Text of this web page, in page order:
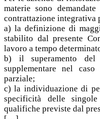
materie sono
contrattazione integrativa
a) la definizione di
stabilito dal presente
lavoro a tempo
b) il superamento
supplementare nel
parziale;
c) la individuazione di
specificità delle
qualifiche previste dal